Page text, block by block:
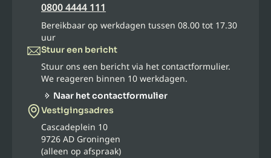
0800 4444 111
Bereikbaar op werkdagen tussen 08.00 tot 17.30
uur
Stuur een bericht
Stuur ons een bericht via het contactformulier.
We reageren binnen 10 werkdagen.
Naar het contactformulier
Vestigingsadres
Cascadeplein 10
9726 AD Groningen
(alleen op afspraak)